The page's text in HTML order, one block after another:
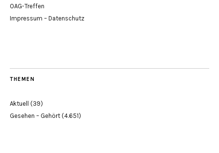
OAG-Treffen
Impressum – Datenschutz
THEMEN
Aktuell (39)
Gesehen – Gehört (4.651)